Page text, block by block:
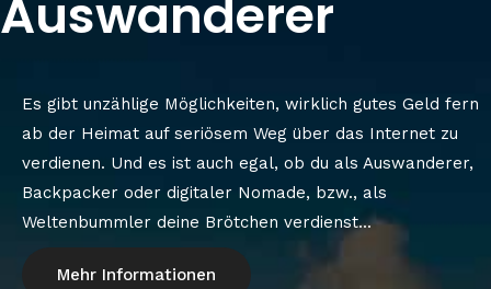
Auswanderer
Es gibt unzählige Möglichkeiten, wirklich gutes Geld fern
ab der Heimat auf seriösem Weg über das Internet zu
verdienen. Und es ist auch egal, ob du als Auswanderer,
Backpacker oder digitaler Nomade, bzw., als
Weltenbummler deine Brötchen verdienst...
Mehr Informationen